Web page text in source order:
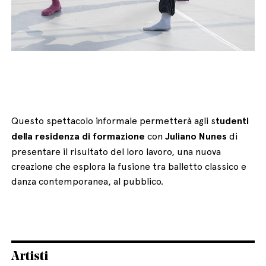
Questo spettacolo informale permetterà agli studenti
della residenza di formazione conJuliano Nunesdi
presentare il risultato del loro lavoro, una nuova
creazione che esplora la fusione tra balletto classico e
danza contemporanea, al pubblico.
Artisti